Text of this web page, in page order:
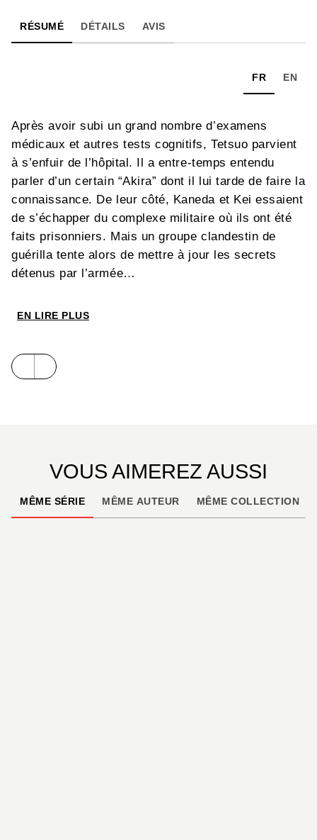
RÉSUMÉ DÉTAILS AVIS
FR EN
Après avoir subi un grand nombre d’examens
médicaux et autres tests cognitifs, Tetsuo parvient
à s’enfuir de l’hôpital. Il a entre-temps entendu
parler d’un certain “Akira” dont il lui tarde de faire la
connaissance. De leur côté, Kaneda et Kei essaient
de s’échapper du complexe militaire où ils ont été
faits prisonniers. Mais un groupe clandestin de
guérilla tente alors de mettre à jour les secrets
détenus par l’armée…
EN LIRE PLUS
VOUS AIMEREZ AUSSI
MÊME SÉRIE MÊME AUTEUR MÊME COLLECTION